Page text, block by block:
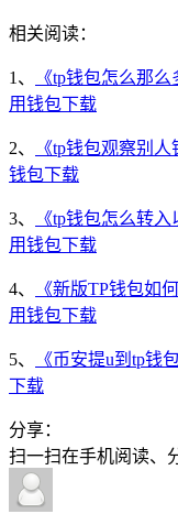
相关阅读：
1、
《tp钱包怎么那
用钱包下载
2、
《tp钱包观察别
钱包下载
3、
《tp钱包怎么转
用钱包下载
4、
《新版TP钱包如
用钱包下载
5、
《币安提u到tp钱
下载
分享：
扫一扫在手机阅读、